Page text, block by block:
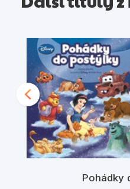
Pohádky